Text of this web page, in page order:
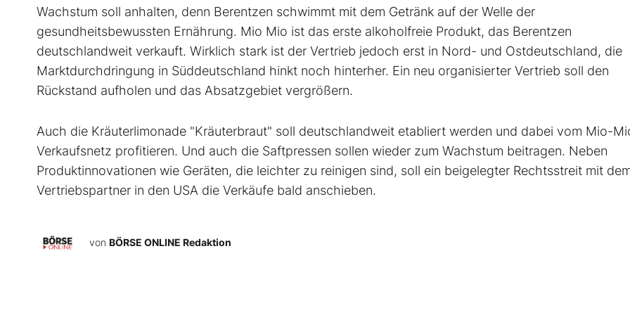
Wachstum soll anhalten, denn Berentzen schwimmt mit dem Getränk auf der Welle der
gesundheitsbewussten Ernährung. Mio Mio ist das erste alkoholfreie Produkt, das Berentzen
deutschlandweit verkauft. Wirklich stark ist der Vertrieb jedoch erst in Nord- und Ostdeutschland, die
Marktdurchdringung in Süddeutschland hinkt noch hinterher. Ein neu organisierter Vertrieb soll den
Rückstand aufholen und das Absatzgebiet vergrößern.
Auch die Kräuterlimonade "Kräuterbraut" soll deutschlandweit etabliert werden und dabei vom Mio-
Verkaufsnetz profitieren. Und auch die Saftpressen sollen wieder zum Wachstum beitragen. Neben
Produktinnovationen wie Geräten, die leichter zu reinigen sind, soll ein beigelegter Rechtsstreit mit
Vertriebs­partner in den USA die Verkäufe bald anschieben.
von BÖRSE ONLINE Redaktion